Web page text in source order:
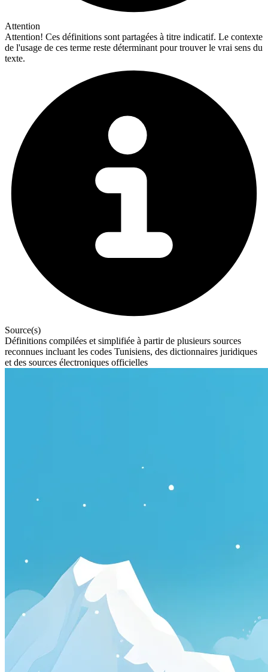
Attention
Attention! Ces définitions sont partagées à titre indicatif. Le contexte
de l'usage de ces terme reste déterminant pour trouver le vrai sens du
texte.
Source(s)
Définitions compilées et simplifiée à partir de plusieurs sources
reconnues incluant les codes Tunisiens, des dictionnaires juridiques
et des sources électroniques officielles